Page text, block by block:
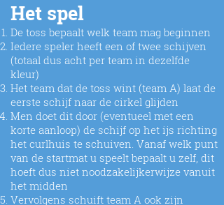
Het spel
De toss bepaalt welk team mag beginnen
Iedere speler heeft een of twee schijven
(totaal dus acht per team in dezelfde
kleur)
Het team dat de toss wint (team A) laat de
eerste schijf naar de cirkel glijden
Men doet dit door (eventueel met een
korte aanloop) de schijf op het ijs richting
het curlhuis te schuiven. Vanaf welk punt
van de startmat u speelt bepaalt u zelf, dit
hoeft dus niet noodzakelijkerwijze vanuit
het midden
Vervolgens schuift team A ook zijn